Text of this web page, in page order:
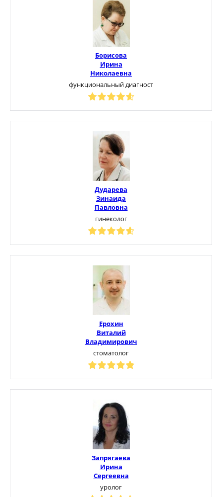
Борисова
Ирина
Николаевна
функциональный диагност
Дударева
Зинаида
Павловна
гинеколог
Ерохин
Виталий
Владимирович
стоматолог
Запрягаева
Ирина
Сергеевна
уролог